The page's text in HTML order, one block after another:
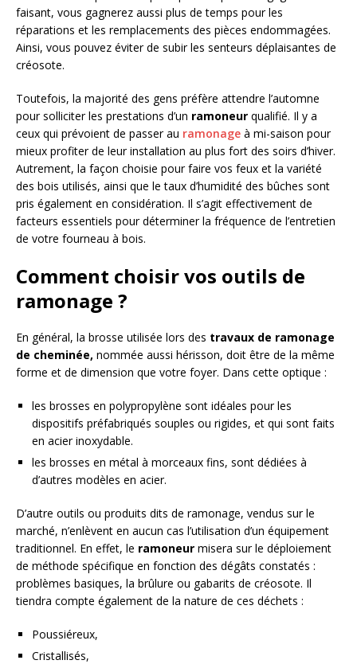
faisant, vous gagnerez aussi plus de temps pour les
réparations et les remplacements des pièces endommagées.
Ainsi, vous pouvez éviter de subir les senteurs déplaisantes de
créosote.
Toutefois, la majorité des gens préfère attendre l’automne
pour solliciter les prestations d’un ramoneur qualifié. Il y a
ceux qui prévoient de passer au ramonage à mi-saison pour
mieux profiter de leur installation au plus fort des soirs d’hiver.
Autrement, la façon choisie pour faire vos feux et la variété
des bois utilisés, ainsi que le taux d’humidité des bûches sont
pris également en considération. Il s’agit effectivement de
facteurs essentiels pour déterminer la fréquence de l’entretien
de votre fourneau à bois.
Comment choisir vos outils de
ramonage ?
En général, la brosse utilisée lors des travaux de ramonage
de cheminée, nommée aussi hérisson, doit être de la même
forme et de dimension que votre foyer. Dans cette optique :
les brosses en polypropylène sont idéales pour les
dispositifs préfabriqués souples ou rigides, et qui sont faits
en acier inoxydable.
les brosses en métal à morceaux fins, sont dédiées à
d’autres modèles en acier.
D’autre outils ou produits dits de ramonage, vendus sur le
marché, n’enlèvent en aucun cas l’utilisation d’un équipement
traditionnel. En effet, le ramoneur misera sur le déploiement
de méthode spécifique en fonction des dégâts constatés :
problèmes basiques, la brûlure ou gabarits de créosote. Il
tiendra compte également de la nature de ces déchets :
Poussiéreux,
Cristallisés,